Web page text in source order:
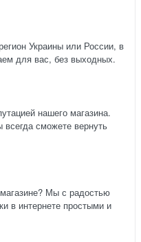
Украины или России, в
для вас, без выходных.
нашего магазина.
всегда сможете вернуть
Мы с радостью
в интернете простыми и